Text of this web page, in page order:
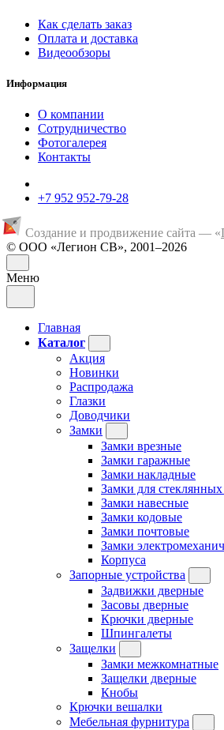
Как сделать заказ
Оплата и доставка
Видеообзоры
Информация
О компании
Сотрудничество
Фотогалерея
Контакты
+7 952 952-79-28
Создание и продвижение сайта — «
© ООО «Легион СВ», 2001–2026
Меню
Главная
Каталог
Акция
Новинки
Распродажа
Глазки
Доводчики
Замки
Замки врезные
Замки гаражные
Замки накладные
Замки для стеклянных
Замки навесные
Замки кодовые
Замки почтовые
Замки
Корпуса
Запорные устройства
Задвижки дверные
Засовы дверные
Крючки дверные
Шпингалеты
Защелки
Замки межкомнатные
Защелки дверные
Кнобы
Крючки вешалки
Мебельная фурнитура